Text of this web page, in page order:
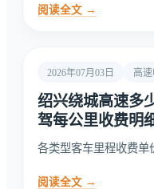
阅读全文 →
2026年07月03日 高
绍兴绕城高速多
驾每公里收费明
各类型客车里程收费单
阅读全文 →